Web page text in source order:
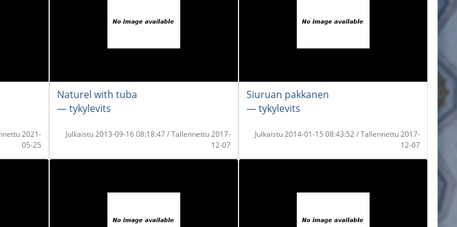
2021-
05-25
Naturel with tuba
― tykylevits
Julkaistu 2013-09-16 08:18:47 / Tallennettu 2017-
12-07
Siuruan pakkanen
― tykylevits
Julkaistu 2014-01-15 08:43:52 / Tallennettu 2017-
12-07